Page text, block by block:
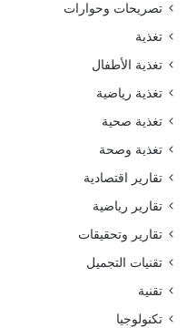
تصريحات وحوارات
تغذية
تغذية الأطفال
تغذية رياضية
تغذية صحية
تغذية وصحة
تقارير اقتصادية
تقارير رياضية
تقارير وتحقيقات
تقنيات التجميل
تقنية
تكنولوجيا